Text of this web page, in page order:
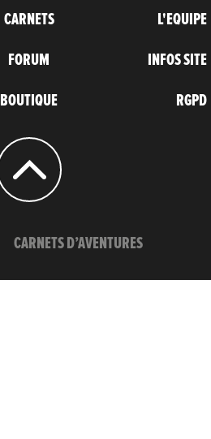
CARNETS
FORUM
BOUTIQUE
L'EQUIPE
INFOS SITE
RGPD
CARNETS D’AVENTURES